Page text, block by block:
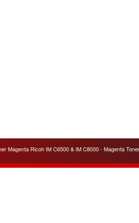
Magenta Ricoh IM C6500 & IM C8000 - Magenta